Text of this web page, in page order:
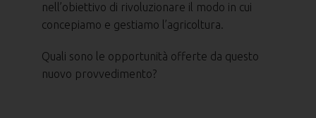
nell’obiettivo di rivoluzionare il modo in cui
concepiamo e gestiamo l’agricoltura.
Quali sono le opportunità offerte da questo
nuovo provvedimento?